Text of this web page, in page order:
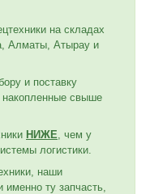
на складах
Алматы, Атырау и
и поставку
накопленные свыше
НИЖЕ , чем у
логистики.
наши
именно ту запчасть,